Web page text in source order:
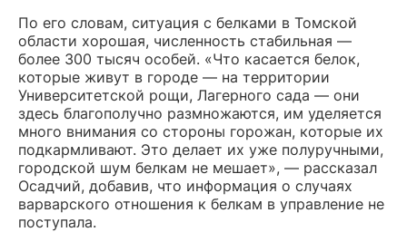
По его словам, ситуация с белками в Томской
области хорошая, численность стабильная —
более 300 тысяч особей. «Что касается белок,
которые живут в городе — на территории
Университетской рощи, Лагерного сада — они
здесь благополучно размножаются, им уделяется
много внимания со стороны горожан, которые их
подкармливают. Это делает их уже полуручными,
городской шум белкам не мешает», — рассказал
Осадчий, добавив, что информация о случаях
варварского отношения к белкам в управление не
поступала.